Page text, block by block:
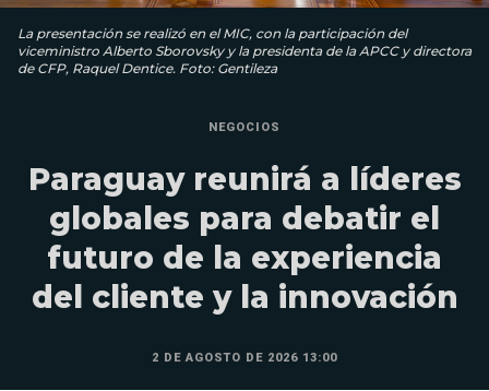
La presentación se realizó en el MIC, con la participación del
viceministro Alberto Sborovsky y la presidenta de la APCC y directora
de CFP, Raquel Dentice. Foto: Gentileza
NEGOCIOS
Paraguay reunirá a líderes
globales para debatir el
futuro de la experiencia
del cliente y la innovación
2 DE AGOSTO DE 2026 13:00